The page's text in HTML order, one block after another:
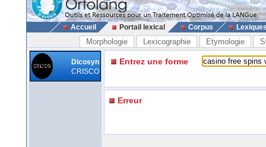
Accueil Portail lexical Corpus
Morphologie Lexicographie Etymologie
Dicosyn
CRISCO
Entrez une forme
Erreur